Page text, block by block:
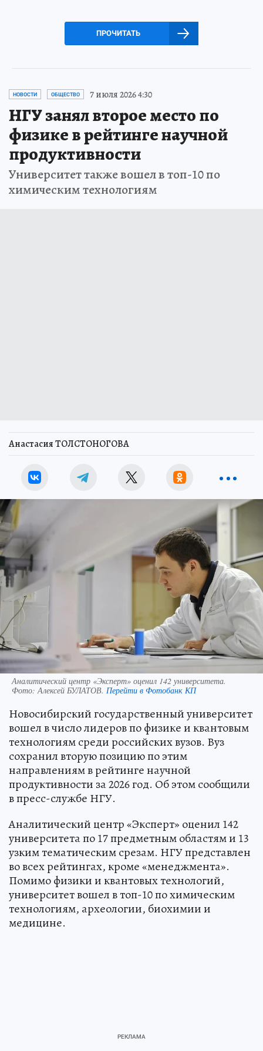
ПРОЧИТАТЬ
НОВОСТИ ОБЩЕСТВО 7 июля 2026 4:30
НГУ занял второе место по
физике в рейтинге научной
продуктивности
Университет также вошел в топ-10 по
химическим технологиям
Анастасия ТОЛСТОНОГОВА
Аналитический центр «Эксперт» оценил 142 университета.
Фото:Алексей БУЛАТОВ. Перейти в Фотобанк КП
Новосибирский государственный университет
вошел в число лидеров по физике и квантовым
технологиям среди российских вузов. Вуз
сохранил вторую позицию по этим
направлениям в рейтинге научной
продуктивности за 2026 год. Об этом сообщили
в пресс-службе НГУ.
Аналитический центр «Эксперт» оценил 142
университета по 17 предметным областям и 13
узким тематическим срезам. НГУ представлен
во всех рейтингах, кроме «менеджмента».
Помимо физики и квантовых технологий,
университет вошел в топ-10 по химическим
технологиям, археологии, биохимии и
медицине.